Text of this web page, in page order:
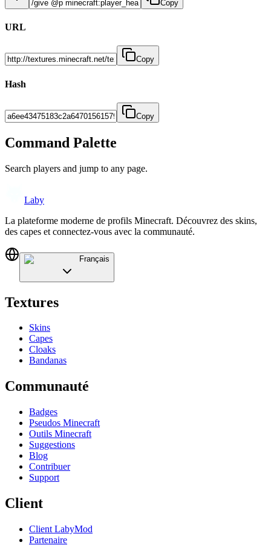
Copy
URL
Copy
Hash
Copy
Command Palette
Search players and jump to any page.
Laby
La plateforme moderne de profils Minecraft. Découvrez des skins,
des capes et connectez-vous avec la communauté.
Français
Textures
Skins
Capes
Cloaks
Bandanas
Communauté
Badges
Pseudos Minecraft
Outils Minecraft
Suggestions
Blog
Contribuer
Support
Client
Client LabyMod
Partenaire